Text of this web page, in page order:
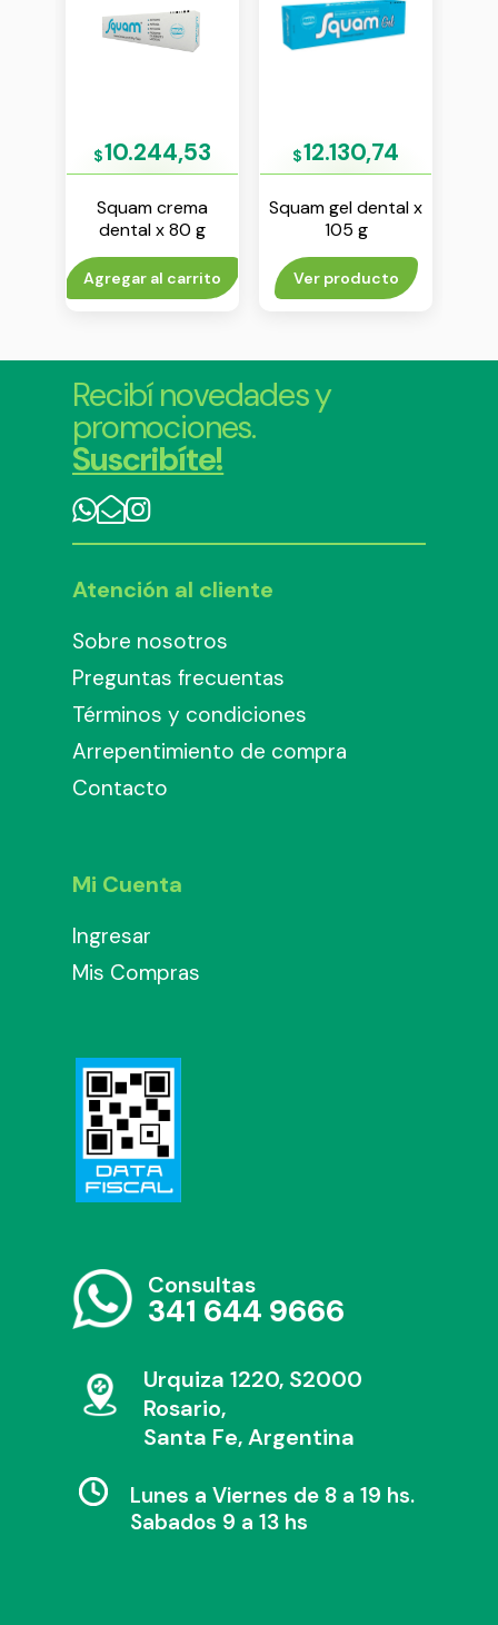
$10.244,53
Squam crema
dental x 80 g
Agregar al carrito
$12.130,74
Squam gel dental x
105 g
Ver producto
Recibí novedades y
promociones.
Suscribíte!
Atención al cliente
Sobre nosotros
Preguntas frecuentas
Términos y condiciones
Arrepentimiento de compra
Contacto
Mi Cuenta
Ingresar
Mis Compras
Consultas
341 644 9666
Urquiza 1220, S2000
Rosario,
Santa Fe, Argentina
Lunes a Viernes de 8 a 19 hs.
Sabados 9 a 13 hs